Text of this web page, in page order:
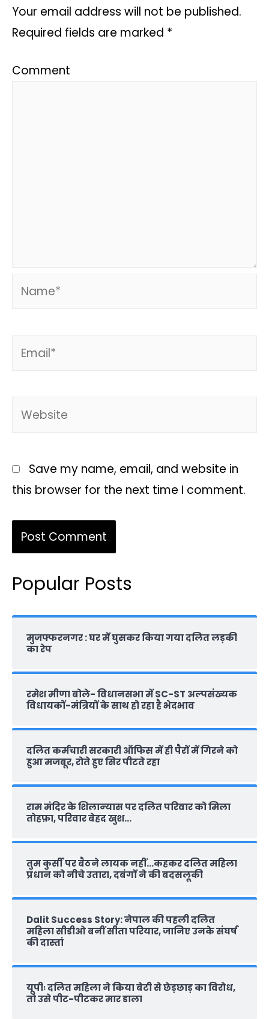
Your email address will not be published.
Required fields are marked *
Comment
Save my name, email, and website in
this browser for the next time I comment.
Popular Posts
मुजफ्फरनगर : घर में घुसकर किया गया दलित लड़की
का रेप
रमेश मीणा बोले- विधानसभा में SC-ST अल्पसंख्यक
विधायकों-मंत्रियों के साथ हो रहा है भेदभाव
दलित कर्मचारी सरकारी ऑफ‍िस में ही पैरों में गिरने को
हुआ मजबूर, रोते हुए सिर पीटते रहा
राम मंदिर के शिलान्‍यास पर दलित परिवार को मिला
तोहफ़ा, परिवार बेहद खुश…
तुम कुर्सी पर बैठने लायक नहीं…कहकर दलित महिला
प्रधान को नीचे उतारा, दबंगों ने की बदसलूकी
Dalit Success Story: नेपाल की पहली दलित
महिला सीडीओ बनीं सीता परियार, जानिए उनके संघर्ष
की दास्‍तां
यूपीः दलित महिला ने किया बेटी से छेड़छाड़ का विरोध,
तो उसे पीट-पीटकर मार डाला